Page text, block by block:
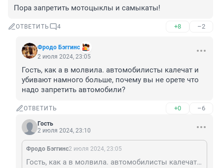
Пора запретить мотоцыклы и самыкаты!
ОТВЕТИТЬ 4 +8 –2
Фродо Бэггинс
2 июля 2024, 23:05
Гость, как а в молвила. автомобилисты калечат и
убивают намного больше, почему вы не орете что
надо запретить автомобили?
ОТВЕТИТЬ +0 –6
Гость
2 июля 2024, 23:10
Фродо Бэггинс2 июля 2024, 23:05
Гость, как а в молвила. автомобилисты калечат и убивают намного больше, почему вы не орете что надо запретить автомобили?